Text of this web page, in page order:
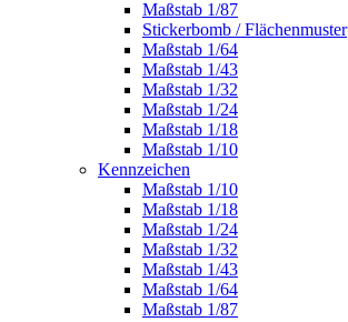
Maßstab 1/87
Stickerbomb / Flächenmuster
Maßstab 1/64
Maßstab 1/43
Maßstab 1/32
Maßstab 1/24
Maßstab 1/18
Maßstab 1/10
Kennzeichen
Maßstab 1/10
Maßstab 1/18
Maßstab 1/24
Maßstab 1/32
Maßstab 1/43
Maßstab 1/64
Maßstab 1/87